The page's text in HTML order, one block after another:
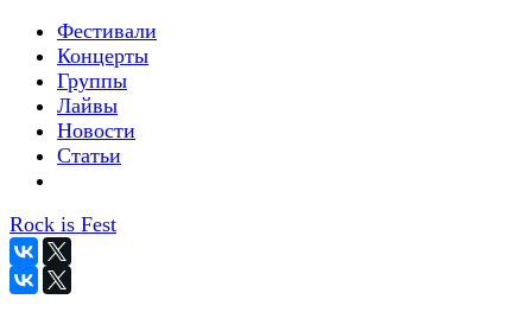
Фестивали
Концерты
Группы
Лайвы
Новости
Статьи
Rock is Fest